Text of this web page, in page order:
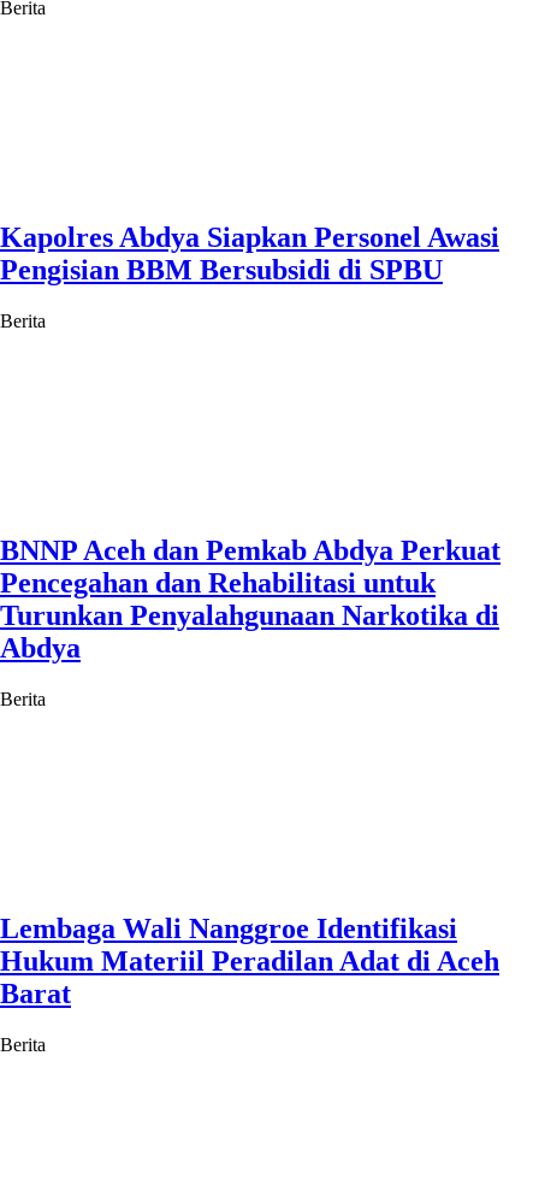
Berita
Kapolres Abdya Siapkan Personel Awasi
Pengisian BBM Bersubsidi di SPBU
Berita
BNNP Aceh dan Pemkab Abdya Perkuat
Pencegahan dan Rehabilitasi untuk
Turunkan Penyalahgunaan Narkotika di
Abdya
Berita
Lembaga Wali Nanggroe Identifikasi
Hukum Materiil Peradilan Adat di Aceh
Barat
Berita